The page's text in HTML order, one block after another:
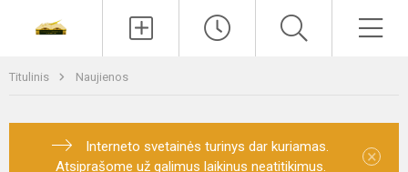
Titulinis Naujienos
Interneto svetainės turinys dar kuriamas.
Atsiprašome už galimus laikinus neatitikimus.
×